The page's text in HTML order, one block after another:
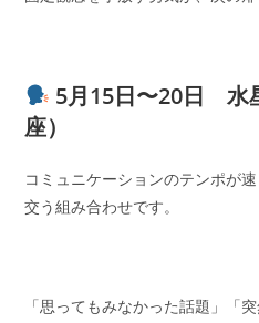
5月15日〜20日 水
座）
コミュニケーションのテンポが
交う組み合わせです。
「思ってもみなかった話題」「